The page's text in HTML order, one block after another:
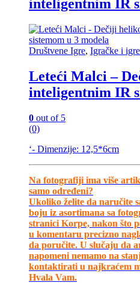
inteligentnim IR
Društvene Igre, Igračke i
Leteći Malci –
inteligentnim IR
0 out of 5
(0)
‘- Dimenzije: 12,5*6cm
Na fotografiji ima više
samo određeni?
Ukoliko želite da naručite
boju iz asortimana sa
stranici Korpe, nakon što
u komentaru precizno
da poručite. U slučaju da
napomeni nemamo na
kontaktirati u najkraćem
Hvala Vam.